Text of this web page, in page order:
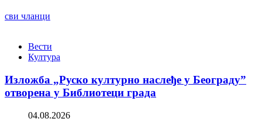
сви чланци
Вести
Култура
Изложба „Руско културно наслеђе у Београду”
отворена у Библиотеци града
04.08.2026